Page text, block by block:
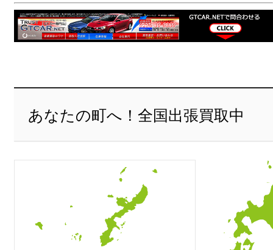
あなたの町へ！全国出張買取中